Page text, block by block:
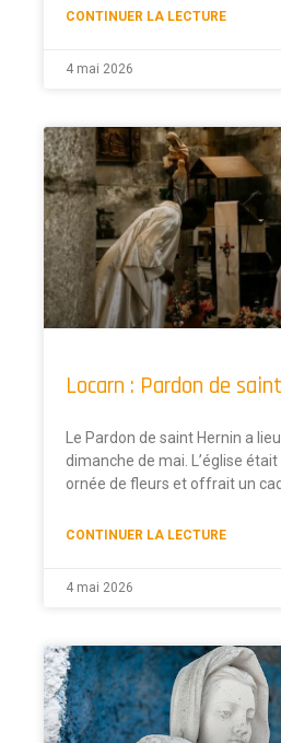
CONTINUER LA LECTURE
4 mai 2026
Locarn : Pardon de
Le Pardon de saint Hernin a
dimanche de mai. L’église
ornée de fleurs et offrait un
CONTINUER LA LECTURE
4 mai 2026